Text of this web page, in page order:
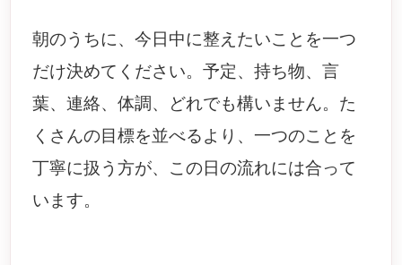
朝のうちに、今日中に整えたいことを一つ
だけ決めてください。予定、持ち物、言
葉、連絡、体調、どれでも構いません。た
くさんの目標を並べるより、一つのことを
丁寧に扱う方が、この日の流れには合って
います。